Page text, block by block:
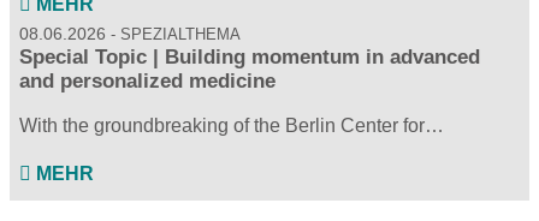
MEHR
08.06.2026 SPEZIALTHEMA
Special Topic | Building momentum in advanced
and personalized medicine
With the groundbreaking of the Berlin Center for…
MEHR